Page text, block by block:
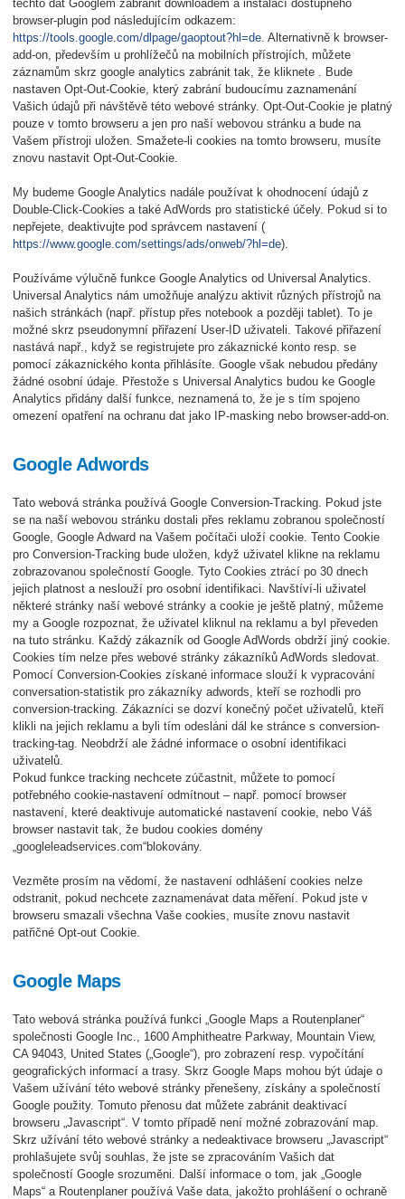
těchto dat Googlem zabránit downloadem a instalací dostupného
browser-plugin pod následujícím odkazem:
https://tools.google.com/dlpage/gaoptout?hl=de. Alternativně k browser-
add-on, především u prohlížečů na mobilních přístrojích, můžete
záznamům skrz google analytics zabránit tak, že kliknete . Bude
nastaven Opt-Out-Cookie, který zabrání budoucímu zaznamenání
Vašich údajů při návštěvě této webové stránky. Opt-Out-Cookie je platný
pouze v tomto browseru a jen pro naší webovou stránku a bude na
Vašem přístroji uložen. Smažete-li cookies na tomto browseru, musíte
znovu nastavit Opt-Out-Cookie.
My budeme Google Analytics nadále používat k ohodnocení údajů z
Double-Click-Cookies a také AdWords pro statistické účely. Pokud si to
nepřejete, deaktivujte pod správcem nastavení (
https://www.google.com/settings/ads/onweb/?hl=de).
Používáme výlučně funkce Google Analytics od Universal Analytics.
Universal Analytics nám umožňuje analýzu aktivit různých přístrojů na
našich stránkách (např. přístup přes notebook a později tablet). To je
možné skrz pseudonymní přiřazení User-ID uživateli. Takové přiřazení
nastává např., když se registrujete pro zákaznické konto resp. se
pomocí zákaznického konta přihlásíte. Google však nebudou předány
žádné osobní údaje. Přestože s Universal Analytics budou ke Google
Analytics přidány další funkce, neznamená to, že je s tím spojeno
omezení opatření na ochranu dat jako IP-masking nebo browser-add-on.
Google Adwords
Tato webová stránka používá Google Conversion-Tracking. Pokud jste
se na naší webovou stránku dostali přes reklamu zobranou společností
Google, Google Adward na Vašem počítači uloží cookie. Tento Cookie
pro Conversion-Tracking bude uložen, když uživatel klikne na reklamu
zobrazovanou společností Google. Tyto Cookies ztrácí po 30 dnech
jejich platnost a neslouží pro osobní identifikaci. Navštíví-li uživatel
některé stránky naší webové stránky a cookie je ještě platný, můžeme
my a Google rozpoznat, že uživatel kliknul na reklamu a byl převeden
na tuto stránku. Každý zákazník od Google AdWords obdrží jiný cookie.
Cookies tím nelze přes webové stránky zákazníků AdWords sledovat.
Pomocí Conversion-Cookies získané informace slouží k vypracování
conversation-statistik pro zákazníky adwords, kteří se rozhodli pro
conversion-tracking. Zákazníci se dozví konečný počet uživatelů, kteří
klikli na jejich reklamu a byli tím odesláni dál ke stránce s conversion-
tracking-tag. Neobdrží ale žádné informace o osobní identifikaci
uživatelů.
Pokud funkce tracking nechcete zúčastnit, můžete to pomocí
potřebného cookie-nastavení odmítnout – např. pomocí browser
nastavení, které deaktivuje automatické nastavení cookie, nebo Váš
browser nastavit tak, že budou cookies domény
„googleleadservices.com“blokovány.
Vezměte prosím na vědomí, že nastavení odhlášení cookies nelze
odstranit, pokud nechcete zaznamenávat data měření. Pokud jste v
browseru smazali všechna Vaše cookies, musíte znovu nastavit
patřičné Opt-out Cookie.
Google Maps
Tato webová stránka používá funkci „Google Maps a Routenplaner“
společnosti Google Inc., 1600 Amphitheatre Parkway, Mountain View,
CA 94043, United States („Google“), pro zobrazení resp. vypočítání
geografických informací a trasy. Skrz Google Maps mohou být údaje o
Vašem užívání této webové stránky přenešeny, získány a společností
Google použity. Tomuto přenosu dat můžete zabránit deaktivací
browseru „Javascript“. V tomto případě není možné zobrazování map.
Skrz užívání této webové stránky a nedeaktivace browseru „Javascript“
prohlašujete svůj souhlas, že jste se zpracováním Vašich dat
společností Google srozuměni. Další informace o tom, jak „Google
Maps“ a Routenplaner používá Vaše data, jakožto prohlášení o ochraně